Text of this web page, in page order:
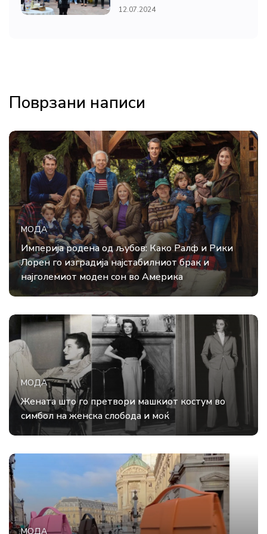
12.07.2024
Поврзани написи
МОДА
Империја родена од љубов: Како Ралф и Рики
Лорен го изградија најстабилниот брак и
најголемиот моден сон во Америка
МОДА
Жената што го претвори машкиот костум во
симбол на женска слобода и моќ
МОДА